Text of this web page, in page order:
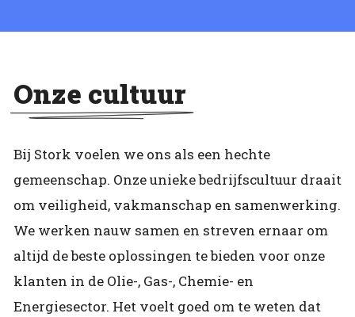
Onze cultuur
Bij Stork voelen we ons als een hechte
gemeenschap. Onze unieke bedrijfscultuur draait
om veiligheid, vakmanschap en samenwerking.
We werken nauw samen en streven ernaar om
altijd de beste oplossingen te bieden voor onze
klanten in de Olie-, Gas-, Chemie- en
Energiesector. Het voelt goed om te weten dat